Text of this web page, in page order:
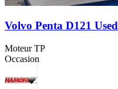
Volvo Penta D121 Used
Moteur TP
Occasion